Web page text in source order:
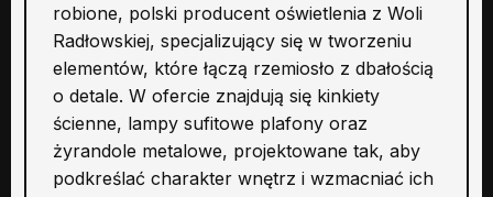
robione, polski producent oświetlenia z Woli
Radłowskiej, specjalizujący się w tworzeniu
elementów, które łączą rzemiosło z dbałością
o detale. W ofercie znajdują się kinkiety
ścienne, lampy sufitowe plafony oraz
żyrandole metalowe, projektowane tak, aby
podkreślać charakter wnętrz i wzmacniać ich